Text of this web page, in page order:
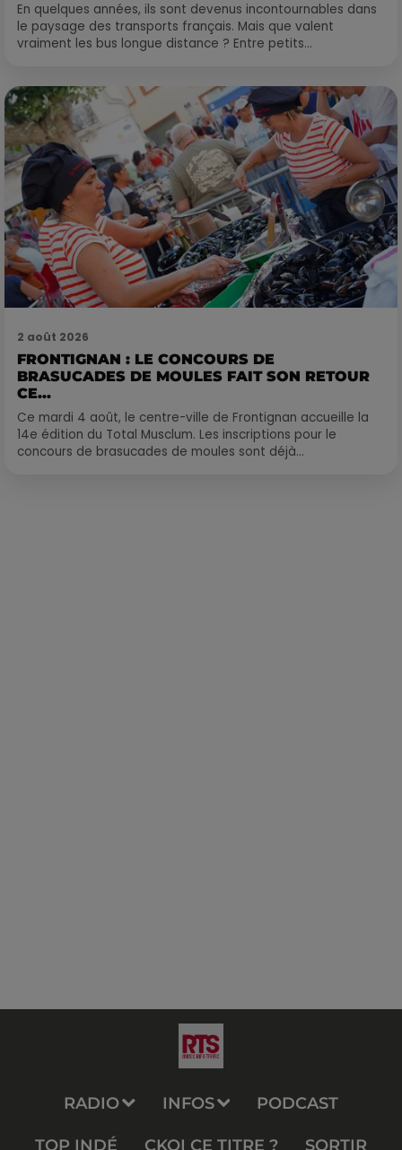
En quelques années, ils sont devenus incontournables dans
le paysage des transports français. Mais que valent
vraiment les bus longue distance ? Entre petits...
2 août 2026
FRONTIGNAN : LE CONCOURS DE
BRASUCADES DE MOULES FAIT SON RETOUR
CE...
Ce mardi 4 août, le centre-ville de Frontignan accueille la
14e édition du Total Musclum. Les inscriptions pour le
concours de brasucades de moules sont déjà...
RADIO INFOS PODCAST
TOP INDÉ CKOI CE TITRE ? SORTIR